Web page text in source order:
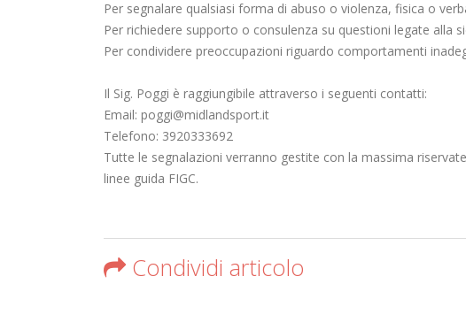
Per segnalare qualsiasi forma di abuso o violenza, fisica o
Per richiedere supporto o consulenza su questioni legate alla
Per condividere preoccupazioni riguardo comportamenti
Il Sig. Poggi è raggiungibile attraverso i seguenti contatti:
Email: poggi@midlandsport.it
Telefono: 3920333692
Tutte le segnalazioni verranno gestite con la massima
linee guida FIGC.
Condividi articolo